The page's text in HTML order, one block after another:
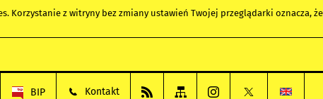
. Korzystanie z witryny bez zmiany ustawień Twojej przeglądarki oznacza,
BIP Kontakt